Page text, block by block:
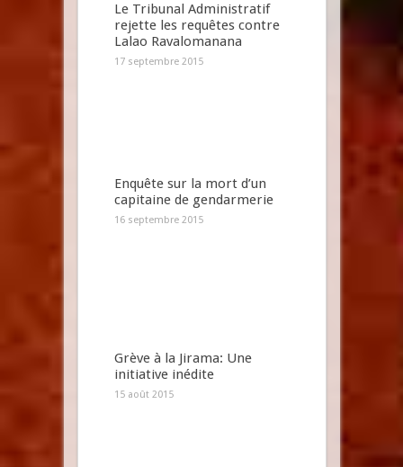
Le Tribunal Administratif
rejette les requêtes contre
Lalao Ravalomanana
17 septembre 2015
Enquête sur la mort d’un
capitaine de gendarmerie
16 septembre 2015
Grève à la Jirama: Une
initiative inédite
15 août 2015